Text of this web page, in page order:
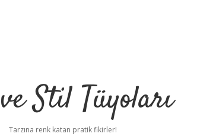
Stil Tüyoları
Tarzına renk katan pratik fikirler!